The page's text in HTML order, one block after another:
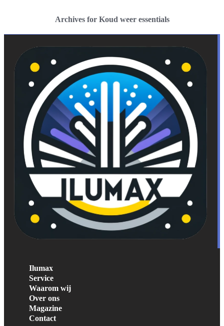
Archives for Koud weer essentials
Ilumax
Service
Waarom wij
Over ons
Magazine
Contact